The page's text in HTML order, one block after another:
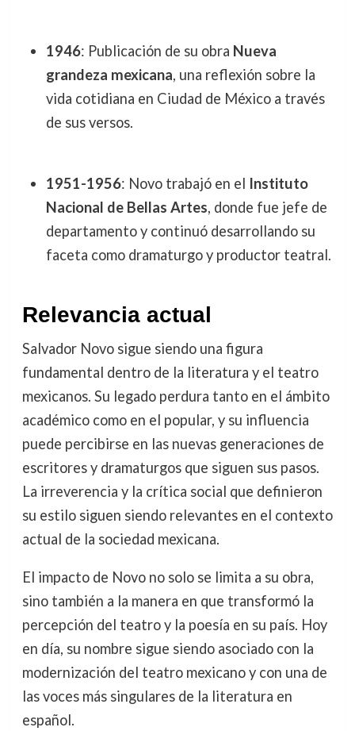
1946: Publicación de su obra Nueva
grandeza mexicana, una reflexión sobre la
vida cotidiana en Ciudad de México a través
de sus versos.
1951-1956: Novo trabajó en el Instituto
Nacional de Bellas Artes, donde fue jefe de
departamento y continuó desarrollando su
faceta como dramaturgo y productor teatral.
Relevancia actual
Salvador Novo sigue siendo una figura
fundamental dentro de la literatura y el teatro
mexicanos. Su legado perdura tanto en el ámbito
académico como en el popular, y su influencia
puede percibirse en las nuevas generaciones de
escritores y dramaturgos que siguen sus pasos.
La irreverencia y la crítica social que definieron
su estilo siguen siendo relevantes en el contexto
actual de la sociedad mexicana.
El impacto de Novo no solo se limita a su obra,
sino también a la manera en que transformó la
percepción del teatro y la poesía en su país. Hoy
en día, su nombre sigue siendo asociado con la
modernización del teatro mexicano y con una de
las voces más singulares de la literatura en
español.